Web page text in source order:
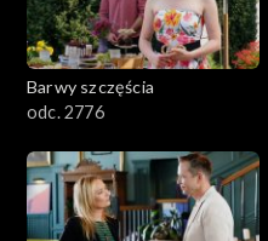
Barwy szczęścia
odc. 2776